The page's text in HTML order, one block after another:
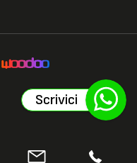
Scrivici